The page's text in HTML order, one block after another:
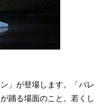
」が登場します。「バレ
踊る場面のこと。若くし